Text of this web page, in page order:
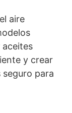
aire
aceites
y crear
seguro para